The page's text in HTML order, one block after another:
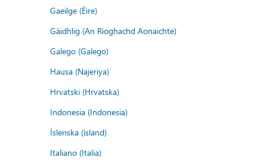
Gaeilge (Éire)
Gàidhlig (An Rìoghachd Aonaichte)
Galego (Galego)
Hausa (Najeriya)
Hrvatski (Hrvatska)
Indonesia (Indonesia)
Íslenska (ísland)
Italiano (Italia)